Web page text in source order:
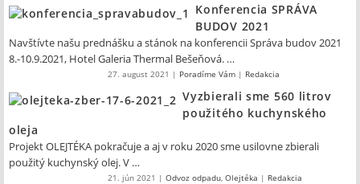
Konferencia SPRÁVA
BUDOV 2021
Navštívte našu prednášku a stánok na konferencii Správa budov 2021
8.-10.9.2021, Hotel Galeria Thermal Bešeňová. …
27. august 2021 | Poradíme Vám| Redakcia
Vyzbierali sme 560 litrov
použitého kuchynského
oleja
Projekt OLEJTÉKA pokračuje a aj v roku 2020 sme usilovne zbierali
použitý kuchynský olej. V …
21. jún 2021 | Odvoz odpadu, Olejtéka | Redakcia